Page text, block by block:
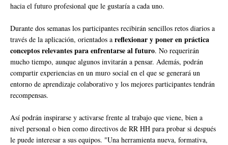
hacia el futuro profesional que le gustaría a cada uno.
Durante dos semanas los participantes recibirán sencillos retos diarios a
través de la aplicación, orientados a reflexionar y poner en práctica
conceptos relevantes para enfrentarse al futuro. No requerirán
mucho tiempo, aunque algunos invitarán a pensar. Además, podrán
compartir experiencias en un muro social en el que se generará un
entorno de aprendizaje colaborativo y los mejores participantes tendrán
recompensas.
Así podrán inspirarse y activarse frente al trabajo que viene, bien a
nivel personal o bien como directivos de RR HH para probar si después
le puede interesar a sus equipos. "Una herramienta nueva, formativa,